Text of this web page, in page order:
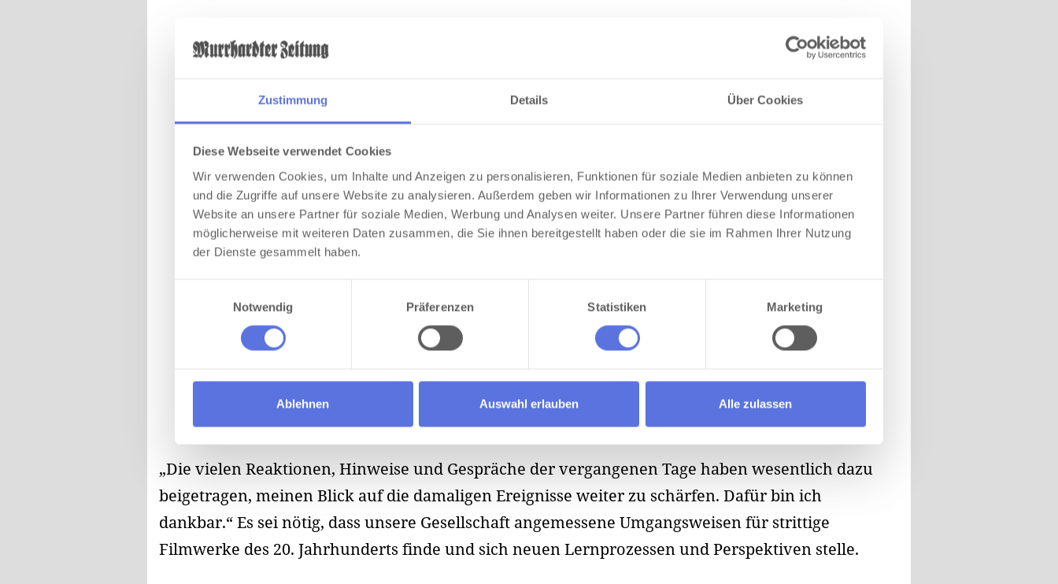
Zustimmung Details Über Cookies
Diese Webseite verwendet Cookies
Wir verwenden Cookies, um Inhalte und Anzeigen zu personalisieren, Funktionen für soziale Medien anbieten zu können
und die Zugriffe auf unsere Website zu analysieren. Außerdem geben wir Informationen zu Ihrer Verwendung unserer
Website an unsere Partner für soziale Medien, Werbung und Analysen weiter. Unsere Partner führen diese Informationen
möglicherweise mit weiteren Daten zusammen, die Sie ihnen bereitgestellt haben oder die sie im Rahmen Ihrer Nutzung
der Dienste gesammelt haben.
Notwendig
Präferenzen Statistiken Marketing
Ablehnen Auswahl erlauben Alle zulassen
„Die vielen Reaktionen, Hinweise und Gespräche der vergangenen Tage haben wesentlich dazu
beigetragen, meinen Blick auf die damaligen Ereignisse weiter zu schärfen. Dafür bin ich
dankbar.“ Es sei nötig, dass unsere Gesellschaft angemessene Umgangsweisen für strittige
Filmwerke des 20. Jahrhunderts finde und sich neuen Lernprozessen und Perspektiven stelle.